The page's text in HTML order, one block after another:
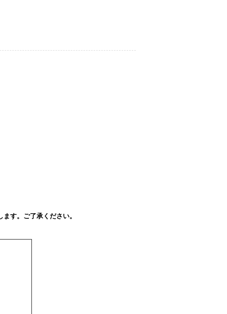
す。ご了承ください。